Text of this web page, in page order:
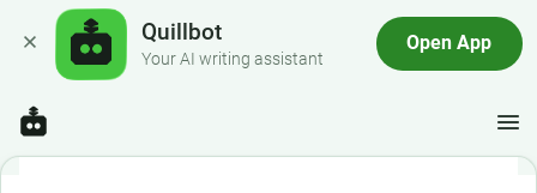
Quillbot
Your AI writing assistant
Open App